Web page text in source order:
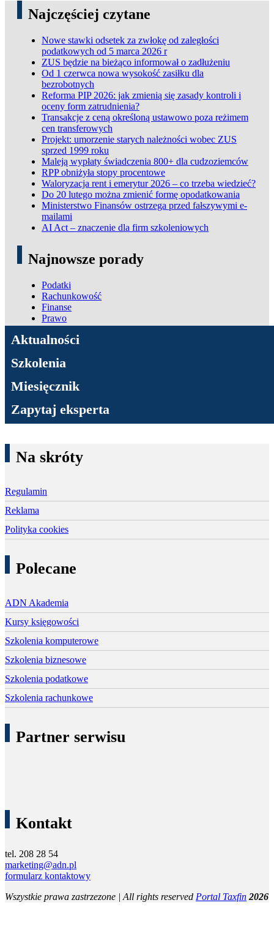
Najczęściej czytane
Nowe stawki odsetek za zwłokę od zaległości
podatkowych od 5 marca 2026 r
ZUS będzie na bieżąco informował o zadłużeniu
Od 1 czerwca nowa wysokość zasiłku dla
bezrobotnych
Reforma PIP 2026: jak zmienią się zasady kontroli i
oceny form zatrudnienia?
Transakcje z ceną określoną ustawowo poza reżimem
cen transferowych
Projekt: umorzenie starych należności wobec ZUS
sprzed 1999 roku
Maleją wypłaty świadczenia 800+ dla cudzoziemców
RPP obniżyła stopy procentowe
Waloryzacja rent i emerytur 2026 – co trzeba wiedzieć?
Do 20 lutego można zmienić formę opodatkowania
Ministerstwo Finansów ostrzega przed fałszywymi e-
mailami
AI Act – znaczenie dla firm szkoleniowych
Najnowsze porady
Podatki
Rachunkowość
Finanse
Prawo
ADN Podatki
Aktualności
Szkolenia
Miesięcznik
Zapytaj eksperta
Na skróty
Regulamin
Reklama
Polityka cookies
Polecane
ADN Akademia
Kursy księgowości
Szkolenia komputerowe
Szkolenia biznesowe
Szkolenia podatkowe
Szkolenia rachunkowe
Partner serwisu
Kontakt
tel. 208 28 54
marketing@adn.pl
formularz kontaktowy
Wszystkie prawa zastrzezone | All rights reserved Portal Taxfin 2026